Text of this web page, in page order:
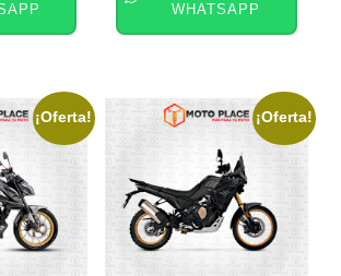
WHATSAPP
¡Oferta! ¡Oferta!